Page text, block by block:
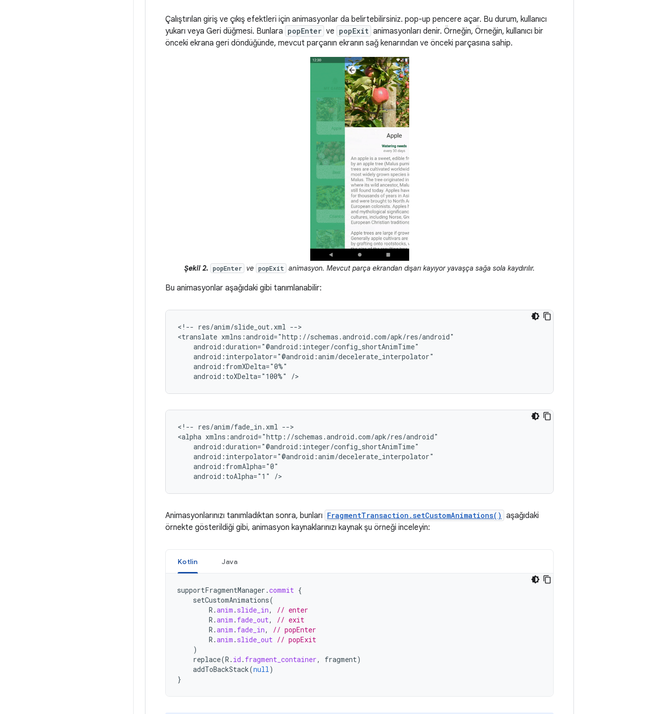
Çalıştırılan giriş ve çıkış efektleri için animasyonlar da belirtebilirsiniz. pop-up pencere açar. Bu durum, kullanıcı
yukarı veya Geri düğmesi. Bunlara popEnter ve popExit animasyonları denir. Örneğin, Örneğin, kullanıcı bir
önceki ekrana geri döndüğünde, mevcut parçanın ekranın sağ kenarından ve önceki parçasına sahip.
Şekil 2. popEnter ve popExit animasyon. Mevcut parça ekrandan dışarı kayıyor yavaşça sağa sola kaydırılır.
Bu animasyonlar aşağıdaki gibi tanımlanabilir:
<!-- res/anim/slide_out.xml -->
<translate
android:toXDelta="100%"
<!-- res/anim/fade_in.xml -->
<alpha
android:toAlpha="1"
Animasyonlarınızı tanımladıktan sonra, bunları FragmentTransaction.setCustomAnimations() aşağıdaki
örnekte gösterildiği gibi, animasyon kaynaklarınızı kaynak şu örneği inceleyin:
Kotlin Java
supportFragmentManager .commit {
setCustomAnimations(
R .anim . slide_in,
// enter
R .anim . fade_out,
// exit
R .anim . fade_in,
// popEnter
R .anim . slide_out // popExit
)
replace(R . id . fragment_container, fragment)
addToBackStack(null)
}